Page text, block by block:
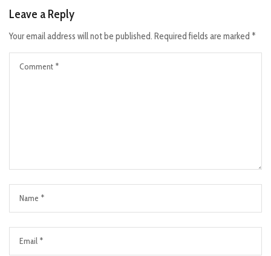
Leave a Reply
Your email address will not be published. Required fields are marked *